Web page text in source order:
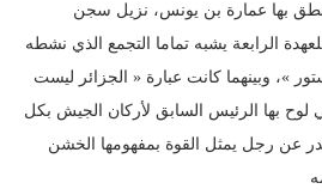
نطق بها عمارة بن يونس، نزيل سجن
الرابعة يشبه تماما التجمع الذي نشطه
»، وبينهما كانت عبارة « الجزائر ليست
لوح بها الرئيس السابق لأركان الجيش بكل
عن رجل يمثل القوة بمفهومها الخشن